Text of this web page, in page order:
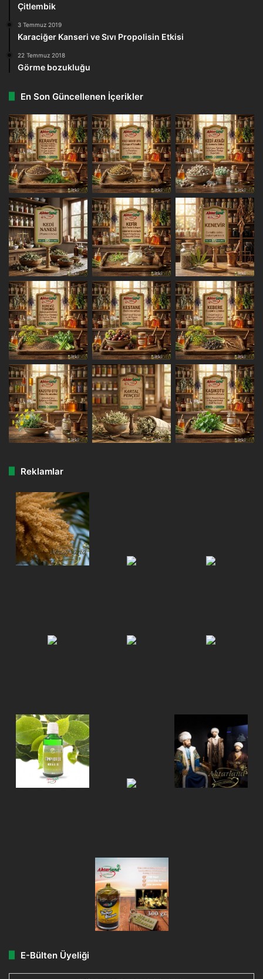
Çitlembik
3 Temmuz 2019
Karaciğer Kanseri ve Sıvı Propolisin Etkisi
22 Temmuz 2018
Görme bozukluğu
En Son Güncellenen İçerikler
Reklamlar
E-Bülten Üyeliği